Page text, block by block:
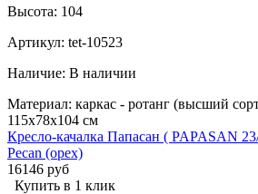
Высота: 104
Артикул: tet-10523
Наличие: В наличии
Материал: каркас - ротанг (высший
115х78х104 см
Кресло-качалка Папасан ( PAPASAN
Pecan (орех)
16146 руб
Купить в 1 клик